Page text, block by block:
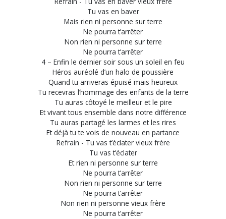
Tu vas en baver
Mais rien ni personne sur terre
Ne pourra t’arrêter
Non rien ni personne sur terre
Ne pourra t’arrêter
4 – Enfin le dernier soir sous un soleil en feu
Héros auréolé d’un halo de poussière
Quand tu arriveras épuisé mais heureux
Tu recevras l’hommage des enfants de la terre
Tu auras côtoyé le meilleur et le pire
Et vivant tous ensemble dans notre différence
Tu auras partagé les larmes et les rires
Et déjà tu te vois de nouveau en partance
Refrain - Tu vas t’éclater vieux frère
Tu vas t’éclater
Et rien ni personne sur terre
Ne pourra t’arrêter
Non rien ni personne sur terre
Ne pourra t’arrêter
Non rien ni personne vieux frère
Ne pourra t’arrêter